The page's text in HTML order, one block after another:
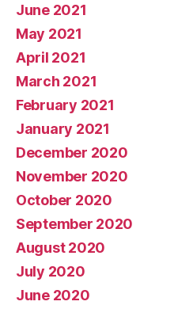
June 2021
May 2021
April 2021
March 2021
February 2021
January 2021
December 2020
November 2020
October 2020
September 2020
August 2020
July 2020
June 2020